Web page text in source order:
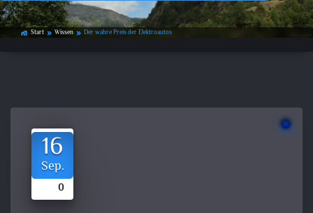
home_work Start double_arrow Wissen double_arrow Der wahre Preis der Elektroautos
16
Sep.
0